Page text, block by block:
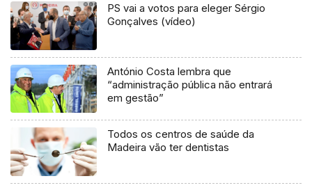
PS vai a votos para eleger Sérgio
Gonçalves (vídeo)
António Costa lembra que
“administração pública não entrará
em gestão”
Todos os centros de saúde da
Madeira vão ter dentistas